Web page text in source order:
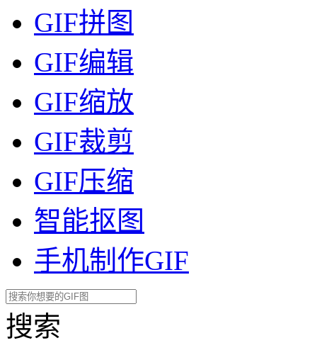
GIF拼图
GIF编辑
GIF缩放
GIF裁剪
GIF压缩
智能抠图
手机制作GIF
搜索